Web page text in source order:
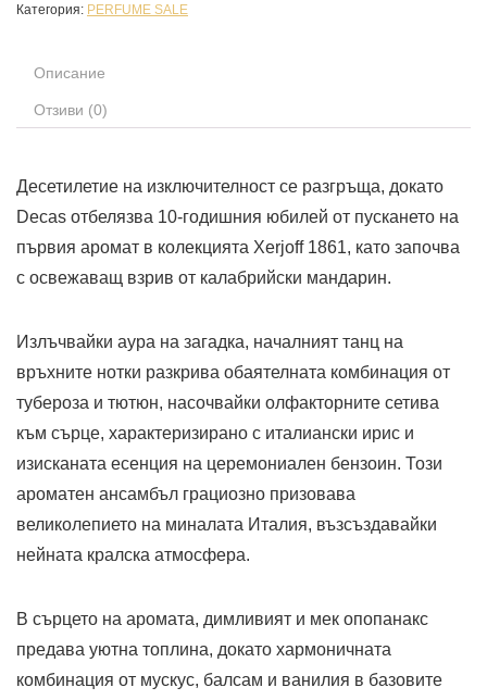
Категория: PERFUME SALE
Описание
Отзиви (0)
Десетилетие на изключителност се разгръща, докато
Decas отбелязва 10-годишния юбилей от пускането на
първия аромат в колекцията Xerjoff 1861, като започва
с освежаващ взрив от калабрийски мандарин.
Излъчвайки аура на загадка, началният танц на
връхните нотки разкрива обаятелната комбинация от
тубероза и тютюн, насочвайки олфакторните сетива
към сърце, характеризирано с италиански ирис и
изисканата есенция на церемониален бензоин. Този
ароматен ансамбъл грациозно призовава
великолепието на миналата Италия, възсъздавайки
нейната кралска атмосфера.
В сърцето на аромата, димливият и мек опопанакс
предава уютна топлина, докато хармоничната
комбинация от мускус, балсам и ванилия в базовите